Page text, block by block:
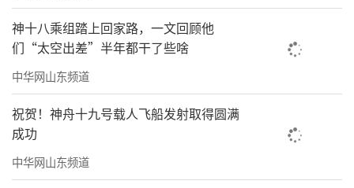
神十八乘组踏上回家路，一文回顾他
们“太空出差”半年都干了些啥
中华网山东频道
祝贺！神舟十九号载人飞船发射取得圆满
成功
中华网山东频道